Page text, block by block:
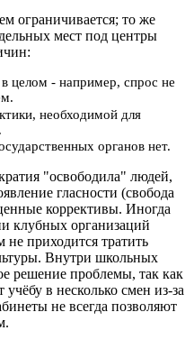
ограничивается; то же
мест под центры
целом - например, спрос не
необходимой для
органов нет.
"освободила" людей,
гласности (свобода
коррективы. Иногда
клубных организаций
приходится тратить
Внутри школьных
решение проблемы, так как
в несколько смен из-за
не всегда позволяют